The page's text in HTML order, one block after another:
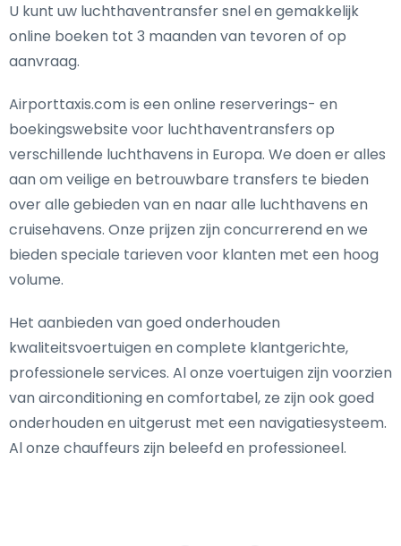
U kunt uw luchthaventransfer snel en gemakkelijk
online boeken tot 3 maanden van tevoren of op
aanvraag.
Airporttaxis.com is een online reserverings- en
boekingswebsite voor luchthaventransfers op
verschillende luchthavens in Europa. We doen er alles
aan om veilige en betrouwbare transfers te bieden
over alle gebieden van en naar alle luchthavens en
cruisehavens. Onze prijzen zijn concurrerend en we
bieden speciale tarieven voor klanten met een hoog
volume.
Het aanbieden van goed onderhouden
kwaliteitsvoertuigen en complete klantgerichte,
professionele services. Al onze voertuigen zijn voorzien
van airconditioning en comfortabel, ze zijn ook goed
onderhouden en uitgerust met een navigatiesysteem.
Al onze chauffeurs zijn beleefd en professioneel.